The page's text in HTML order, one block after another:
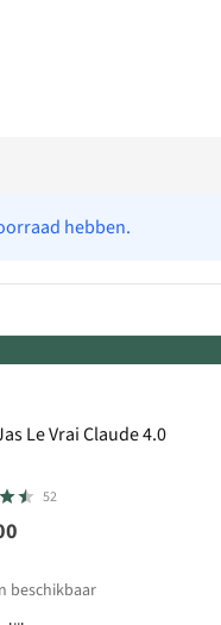
hebben.
Le Vrai Claude 4.0
52
beschikbaar